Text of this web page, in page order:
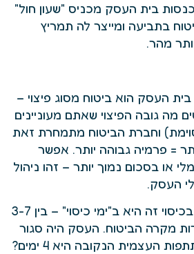
בית העסק מכניס "שעון חול"
בתביעה ומייצר לה תמריץ
מהר.
העסק הוא ביטוח מסוג פיצוי –
מה גובה הפיצוי שאתם מעוניינים
וחברת הביטוח מתמחרת זאת
= פרמיה גבוהה יותר. אפשר
או בסכום נמוך יותר – זהו ניהול
העסק.
ההשתתפות העצמית בכיסוי זה היא ב"ימי כיסוי" – בין 3-7
מקרה הביטוח. העסק היה סגור
למשך שבועיים וההשתתפות העצמית הנקובה היא 4 ימים?